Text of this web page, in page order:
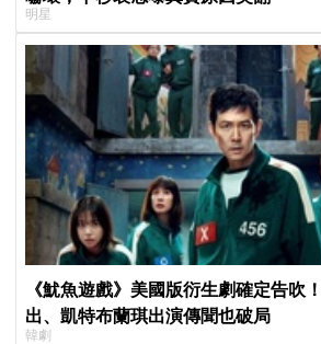
明星
《魷魚遊戲》美國版衍生劇確定告吹
出、凱特布蘭琪出演傳聞也破局
韓劇